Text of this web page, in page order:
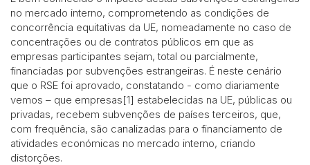
no mercado interno, comprometendo as condições de
concorrência equitativas da UE, nomeadamente no caso de
concentrações ou de contratos públicos em que as
empresas participantes sejam, total ou parcialmente,
financiadas por subvenções estrangeiras. É neste cenário
que o RSE foi aprovado, constatando - como diariamente
vemos – que empresas[1] estabelecidas na UE, públicas ou
privadas, recebem subvenções de países terceiros, que,
com frequência, são canalizadas para o financiamento de
atividades económicas no mercado interno, criando
distorções.